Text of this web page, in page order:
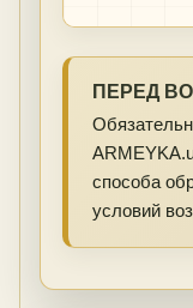
ПЕРЕД
способа
условий